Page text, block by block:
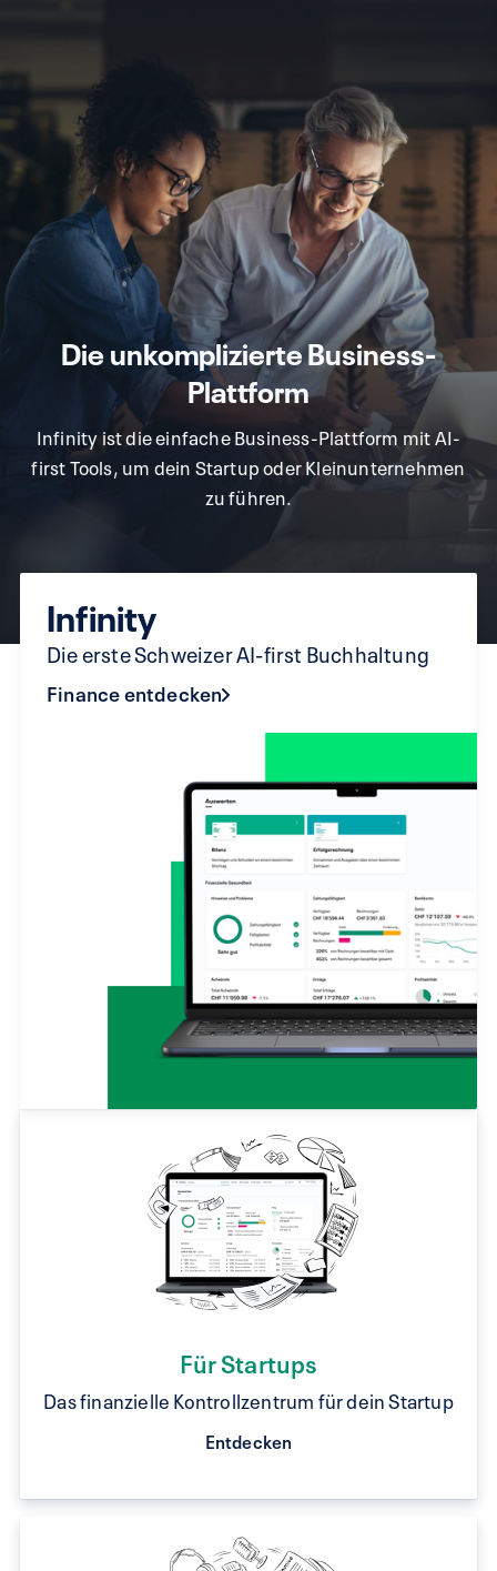
infinity.swiss
Die unkomplizierte Business-
Plattform
Infinity ist die einfache Business-Plattform mit AI-
first Tools, um dein Startup oder Kleinunternehmen
zu führen.
Infinity
Die erste Schweizer AI-first Buchhaltung
Finance entdecken
Für Startups
Das finanzielle Kontrollzentrum für dein Startup
Entdecken